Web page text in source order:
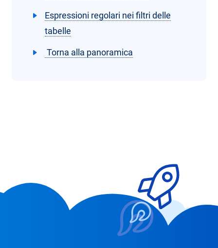
Espressioni regolari nei filtri delle
tabelle
Torna alla panoramica